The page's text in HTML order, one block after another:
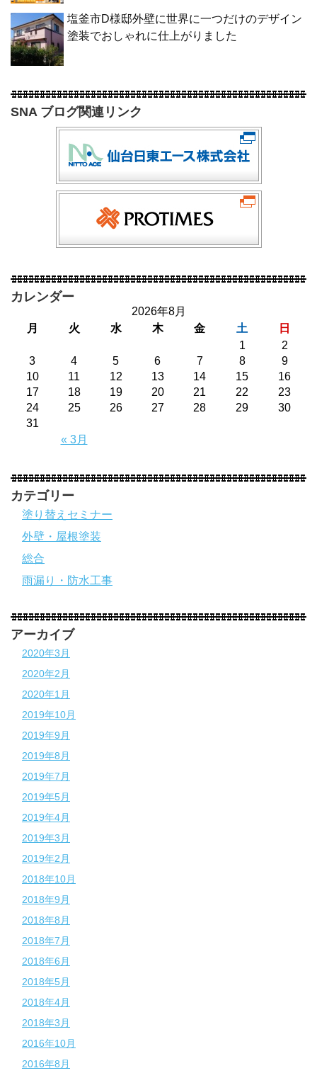
塩釜市D様邸外壁に世界に一つだけのデザイン
塗装でおしゃれに仕上がりました
SNA ブログ関連リンク
カレンダー
2026年8月
月
火 水 木 金 土 日
« 3月
1
2
3
4 5 6 7 8
9
10
11 12 13 14 15
16
17
18 19 20 21 22
23
24
25 26 27 28 29
30
31
カテゴリー
塗り替えセミナー
外壁・屋根塗装
総合
雨漏り・防水工事
アーカイブ
2020年3月
2020年2月
2020年1月
2019年10月
2019年9月
2019年8月
2019年7月
2019年5月
2019年4月
2019年3月
2019年2月
2018年10月
2018年9月
2018年8月
2018年7月
2018年6月
2018年5月
2018年4月
2018年3月
2016年10月
2016年8月